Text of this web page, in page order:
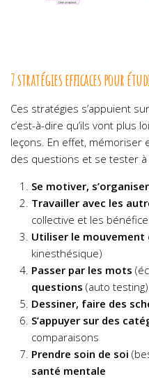
7 stratégies efficaces pour
Ces stratégies s’appuient
c’est-à-dire qu’ils vont plus
leçons. En effet, mémoriser
des questions et se tester
Se motiver, s’organiser
Travailler avec les
collective et les
Utiliser le mouvement
kinesthésique)
Passer par les mots
questions (auto testing)
Dessiner, faire des
S’appuyer sur des
comparaisons
Prendre soin de soi
santé mentale